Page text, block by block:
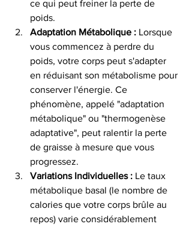
ce qui peut freiner la perte de
poids.
Adaptation Métabolique : Lorsque
vous commencez à perdre du
poids, votre corps peut s'adapter
en réduisant son métabolisme pour
conserver l'énergie. Ce
phénomène, appelé "adaptation
métabolique" ou "thermogenèse
adaptative", peut ralentir la perte
de graisse à mesure que vous
progressez.
Variations Individuelles : Le taux
métabolique basal (le nombre de
calories que votre corps brûle au
repos) varie considérablement